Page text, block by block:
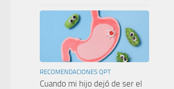
RECOMENDACIONES QPT
Cuando mi hijo dejó de ser el